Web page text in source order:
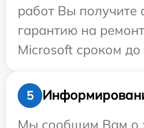
работ Вы
гарантию на
Microsoft сроком до
5
Мы сообщим Вам о